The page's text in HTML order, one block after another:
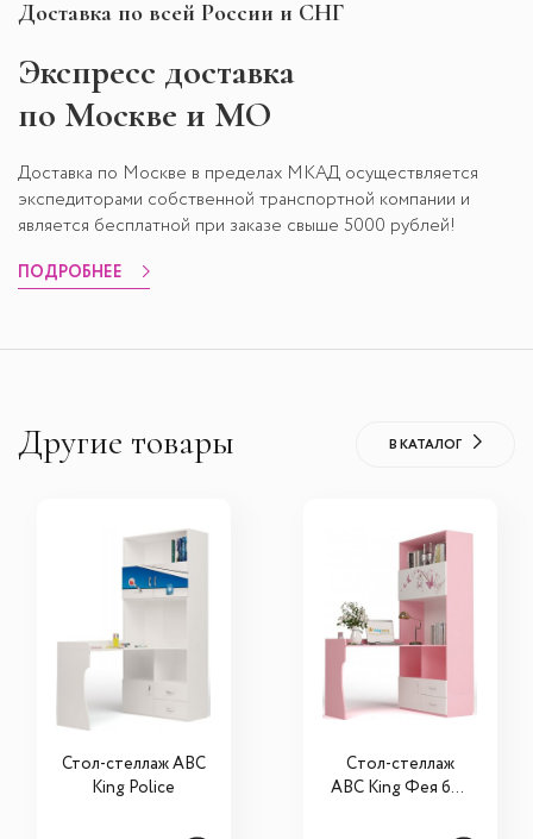
Доставка по всей России и СНГ
Экспресс доставка
по Москве и МО
Доставка по Москве в пределах МКАД осуществляется
экспедиторами собственной транспортной компании и
является бесплатной при заказе свыше 5000 рублей!
ПОДРОБНЕЕ
Другие товары В КАТАЛОГ
Стол-стеллаж ABC
King Police
Cтол-стеллаж
ABC King Фея без